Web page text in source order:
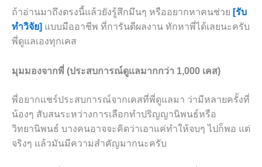
ถ้าอ่านมาถึงตรงนี้แล้วยังรู้สึกมึนๆ หรืออยากหาคนช่วย [รับ
ทำวิจัย] แบบมืออาชีพ ที่การันตีผลงาน ทักหาพี่ได้เลยนะครับ
พี่ดูแลเองทุกเคส
มุมมองจากพี่ (ประสบการณ์ดูแลมากกว่า 1,000 เคส)
พี่อยากแชร์ประสบการณ์จากเคสที่พี่ดูแลมา ว่ามีหลายครั้งที่
น้องๆ สับสนระหว่างการเลือกทำปริญญานิพนธ์หรือ
วิทยานิพนธ์ บางคนอาจจะคิดว่าเอาแค่ทำให้จบๆ ไปก็พอ แต่
จริงๆ แล้วมันมีความสำคัญมากนะครับ